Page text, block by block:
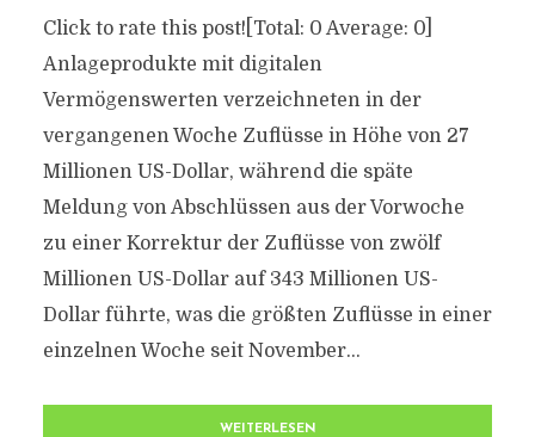
Click to rate this post![Total: 0 Average: 0]
Anlageprodukte mit digitalen
Vermögenswerten verzeichneten in der
vergangenen Woche Zuflüsse in Höhe von 27
Millionen US-Dollar, während die späte
Meldung von Abschlüssen aus der Vorwoche
zu einer Korrektur der Zuflüsse von zwölf
Millionen US-Dollar auf 343 Millionen US-
Dollar führte, was die größten Zuflüsse in einer
einzelnen Woche seit November...
WEITERLESEN